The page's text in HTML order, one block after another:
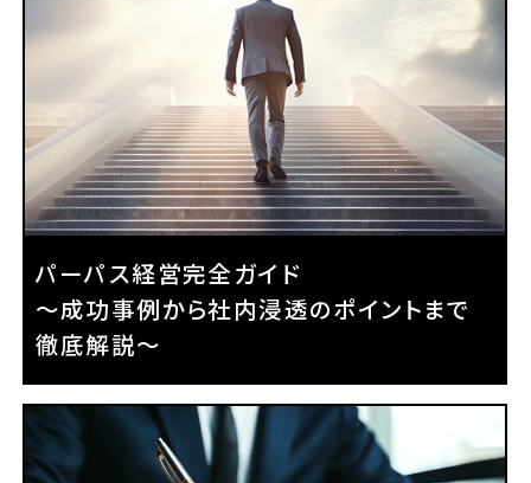
パーパス経営完全ガイド
～成功事例から社内浸透のポイントまで
徹底解説～